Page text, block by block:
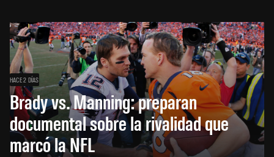
HACE 2 DÍAS
Brady vs. Manning: preparan
documental sobre la rivalidad que
marcó la NFL